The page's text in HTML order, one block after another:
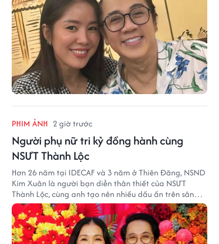
PHIM ẢNH 2 giờ trước
Người phụ nữ tri kỷ đồng hành cùng
NSƯT Thành Lộc
Hơn 26 năm tại IDECAF và 3 năm ở Thiên Đăng, NSND
Kim Xuân là người bạn diễn thân thiết của NSƯT
Thành Lộc, cùng anh tạo nên nhiều dấu ấn trên sân
khấu.